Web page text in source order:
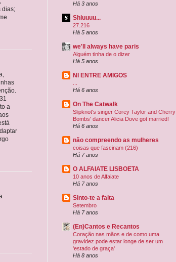
dias;
a
Há 3 anos
Shiuuuu...
27.216
Há 5 anos
we'll always have paris
Alguém tinha de o dizer
Há 5 anos
NI ENTRE AMIGOS
Há 6 anos
On The Catwalk
Slipknot's singer Corey Taylor and Cherry
Bombs' dancer Alicia Dove got married!
Há 6 anos
não compreendo as mulheres
coisas que fascinam (216)
Há 7 anos
O ALFAIATE LISBOETA
10 anos de Alfaiate
Há 7 anos
Sinto-te a falta
Setembro
Há 7 anos
(En)Cantos e Recantos
Coração nas mãos e de como uma
gravidez pode estar longe de ser um
'estado de graça'
Há 8 anos